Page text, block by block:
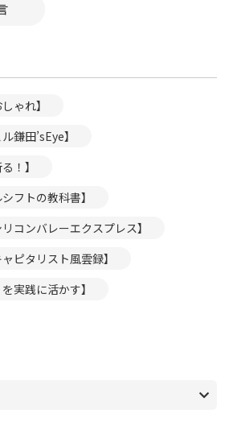
ゃれ】
鎌田’sEye】
！】
フトの教科書】
コンバレーエクスプレス】
ピタリスト風雲録】
実践に活かす】